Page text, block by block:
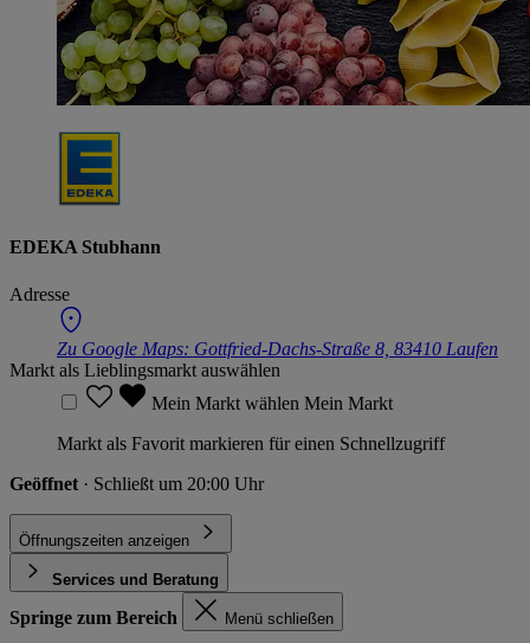
EDEKA Stubhann
Adresse
Zu Google Maps: Gottfried-Dachs-Straße 8, 83410 Laufen
Markt als Lieblingsmarkt auswählen
Mein Markt wählen Mein Markt
Markt als Favorit markieren für einen Schnellzugriff
Geöffnet · Schließt um 20:00 Uhr
Öffnungszeiten anzeigen
Services und Beratung
Springe zum Bereich Menü schließen